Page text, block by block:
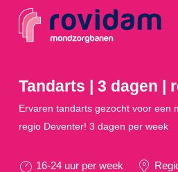
Tandarts | 3 dagen |
Ervaren tandarts gezocht voor een
regio Deventer! 3 dagen per week
16-24 uur per week